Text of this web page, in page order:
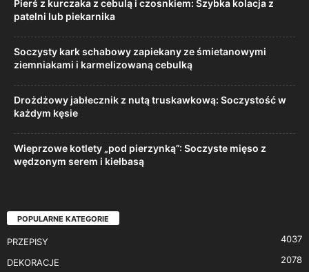
Pierś z kurczaka z cebulą i czosnkiem: Szybka kolacja z
patelni lub piekarnika
Soczysty kark schabowy zapiekany ze śmietanowymi
ziemniakami i karmelizowaną cebulką
Drożdżowy jabłecznik z nutą truskawkową: Soczystość w
każdym kęsie
Wieprzowe kotlety „pod pierzynką”: Soczyste mięso z
wędzonym serem i kiełbasą
POPULARNE KATEGORIE
PRZEPISY 4037
DEKORACJE 2078